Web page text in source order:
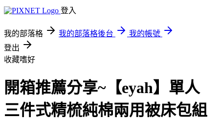
登入
我的部落格 我的部落格後台
我的帳號
登出
收藏嗜好
開箱推薦分享~【eyah】單人
三件式精梳純棉兩用被床包組